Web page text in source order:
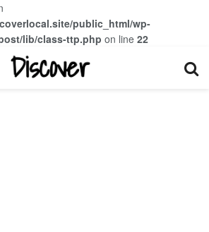
public_html/wp-
lib/class-ttp.php on line 22